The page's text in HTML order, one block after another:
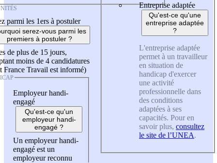
parmi les 1ers à postuler
serez-vous parmi les
premiers à postuler ?
de plus de 15 jours,
moins de 4 candidatures
France Travail est informé)
Employeur handi-
engagé
Qu'est-ce qu'un
employeur handi-
engagé ?
Un employeur handi-
engagé est un
employeur reconnu
Entreprise adaptée
Qu'est-ce qu'une
entreprise adaptée
?
L'entreprise adaptée
permet à un travailleur
en situation de
handicap d'exercer
une activité
professionnelle dans
des conditions
adaptées à ses
capacités. Pour en
savoir plus, consultez
le site de l’UNEA.